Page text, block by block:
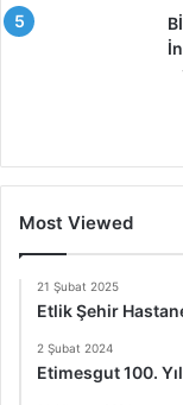
Most Viewed
21 Şubat 2025
Etlik Şehir
2 Şubat 2024
Etimesgut 100.